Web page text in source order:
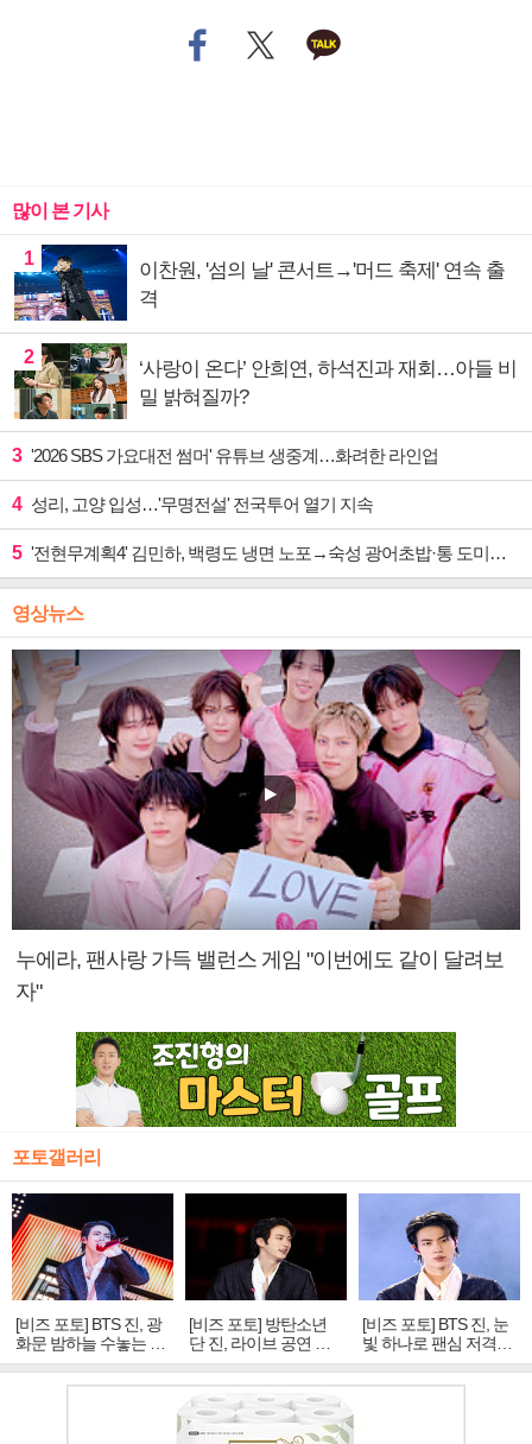
많이 본 기사
1
이찬원, '섬의 날' 콘서트→'머드 축제' 연속 출
격
2
‘사랑이 온다’ 안희연, 하석진과 재회…아들 비
밀 밝혀질까?
3 '2026 SBS 가요대전 썸머' 유튜브 생중계…화려한 라인업
4 성리, 고양 입성…'무명전설' 전국투어 열기 지속
5 '전현무계획4' 김민하, 백령도 냉면 노포→숙성 광어초밥·통 도미찜 맛집 탐방
영상뉴스
누에라, 팬사랑 가득 밸런스 게임 "이번에도 같이 달려보
자"
포토갤러리
[비즈 포토] BTS 진, 광
화문 밤하늘 수놓는 '비
주얼 킹'의 열창
[비즈 포토] 방탄소년
단 진, 라이브 공연 중
빛나는 독보적 아우라
[비즈 포토] BTS 진, 눈
빛 하나로 팬심 저격…
독보적 카리스마